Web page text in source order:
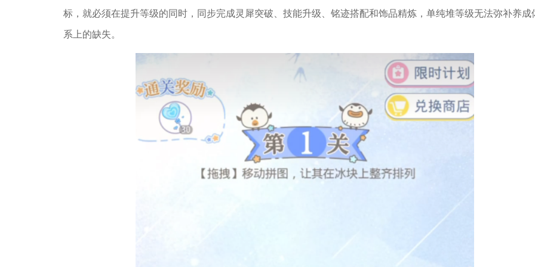
标，就必须在提升等级的同时，同步完成灵犀突破、技能升级、铭迹搭配和饰品精炼，单纯堆等级无法弥补养成
系上的缺失。